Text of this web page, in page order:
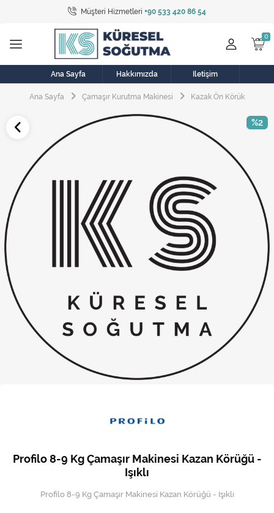
Müşteri Hizmetleri +90 533 420 86 54
Tüm Kategoriler
Bulaşık Makinesi
Buzdolabı
Çamaşır Kurutma Makinesi
Elektrikli Aksamlar
Elektrikli Süpürge
Fan
Fırın, Ocak ve Aspiratör
Klima
Kombi
Musluk
Soğutma Sistemleri
Şofben ve Termosifon
Ana Sayfa Hakkımızda İletişim
Ana Sayfa Çamaşır Kurutma Makinesi Kazak Ön Körük
%2
Profilo 8-9 Kg Çamaşır Makinesi Kazan Körüğü -
Işıklı
Profilo 8-9 Kg Çamaşır Makinesi Kazan Körüğü - Işıklı